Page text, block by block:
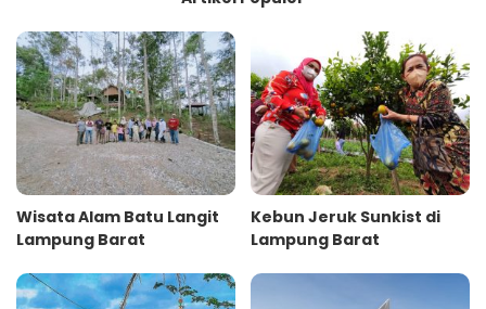
Wisata Alam Batu Langit
Lampung Barat
Kebun Jeruk Sunkist di
Lampung Barat